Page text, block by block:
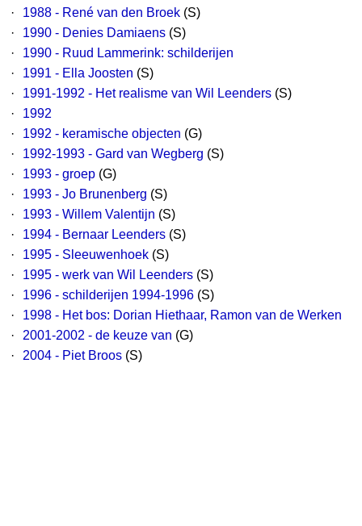
·
1988 - René van den Broek (S)
·
1990 - Denies Damiaens (S)
·
1990 - Ruud Lammerink: schilderijen
·
1991 - Ella Joosten (S)
·
1991-1992 - Het realisme van Wil Leenders (S)
·
1992
·
1992 - keramische objecten (G)
·
1992-1993 - Gard van Wegberg (S)
·
1993 - groep (G)
·
1993 - Jo Brunenberg (S)
·
1993 - Willem Valentijn (S)
·
1994 - Bernaar Leenders (S)
·
1995 - Sleeuwenhoek (S)
·
1995 - werk van Wil Leenders (S)
·
1996 - schilderijen 1994-1996 (S)
·
1998 - Het bos: Dorian Hiethaar, Ramon van de Werken
·
2001-2002 - de keuze van (G)
·
2004 - Piet Broos (S)